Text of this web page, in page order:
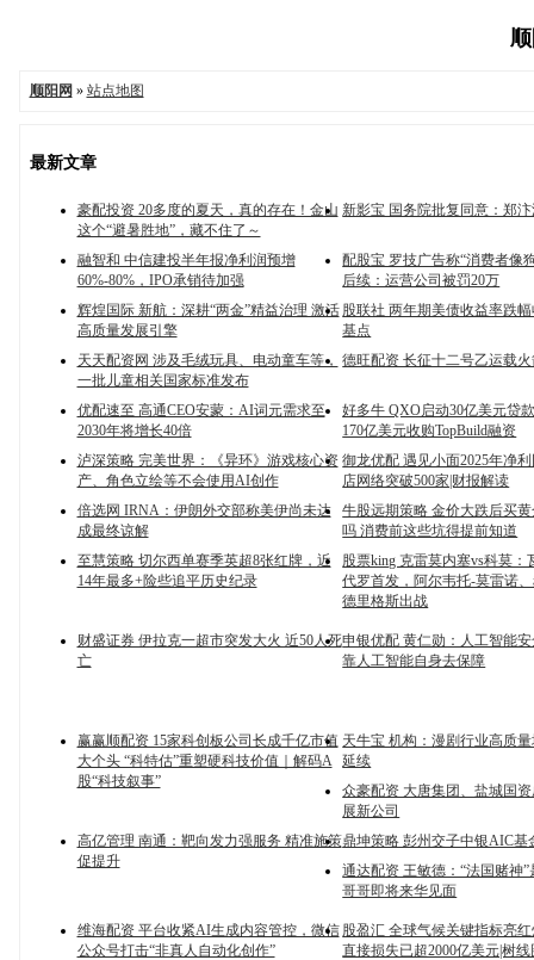
顺阳网 » 站点地图
最新文章
豪配投资 20多度的夏天，真的存在！金山
这个“避暑胜地”，藏不住了～
新影宝 国务院批复同意：郑
融智和 中信建投半年报净利润预增
60%-80%，IPO承销待加强
配股宝 罗技广告称“消费者像
后续：运营公司被罚20万
辉煌国际 新航：深耕“两金”精益治理 激活
高质量发展引擎
股联社 两年期美债收益率跌
基点
天天配资网 涉及毛绒玩具、电动童车等，
一批儿童相关国家标准发布
德旺配资 长征十二号乙运载
优配速至 高通CEO安蒙：AI词元需求至
2030年将增长40倍
好多牛 QXO启动30亿美元贷
170亿美元收购TopBuild融资
泸深策略 完美世界：《异环》游戏核心资
产、角色立绘等不会使用AI创作
御龙优配 遇见小面2025年净
店网络突破500家|财报解读
倍选网 IRNA：伊朗外交部称美伊尚未达
成最终谅解
牛股远期策略 金价大跌后买
吗 消费前这些坑得提前知道
至慧策略 切尔西单赛季英超8张红牌，近
14年最多+险些追平历史纪录
股票king 克雷莫内塞vs科莫：
代罗首发，阿尔韦托-莫雷诺
德里格斯出战
财盛证券 伊拉克一超市突发大火 近50人死
亡
申银优配 黄仁勋：人工智能
靠人工智能自身去保障
赢赢顺配资 15家科创板公司长成千亿市值
大个头 “科特估”重塑硬科技价值｜解码A
股“科技叙事”
天牛宝 机构：漫剧行业高质
延续
众豪配资 大唐集团、盐城国
展新公司
高亿管理 南通：靶向发力强服务 精准施策
促提升
鼎坤策略 彭州交子中银AIC基
通达配资 王敏德：“法国赌神
哥哥即将来华见面
维海配资 平台收紧AI生成内容管控，微信
公众号打击“非真人自动化创作”
股盈汇 全球气候关键指标亮
直接损失已超2000亿美元|树线